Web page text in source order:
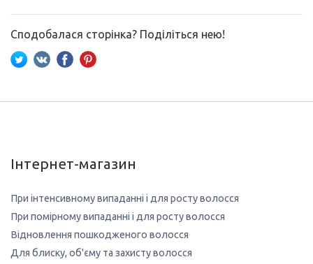
Сподобалася сторінка? Поділіться нею!
Інтернет-магазин
При інтенсивному випаданні і для росту волосся
При помірному випаданні і для росту волосся
Відновлення пошкодженого волосся
Для блиску, об'єму та захисту волосся